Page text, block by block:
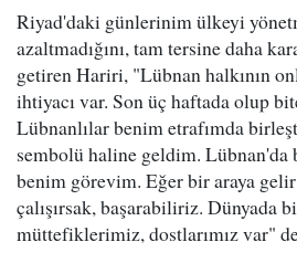
Riyad'daki günlerinim ülkeyi
azaltmadığını, tam tersine daha
getiren Hariri, "Lübnan halkının
ihtiyacı var. Son üç haftada olup
Lübnanlılar benim etrafımda
sembolü haline geldim. Lübnan'da
benim görevim. Eğer bir araya
çalışırsak, başarabiliriz. Dünyada
müttefiklerimiz, dostlarımız var"